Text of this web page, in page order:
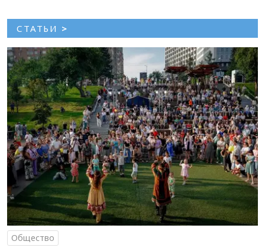
СТАТЬИ >
Общество